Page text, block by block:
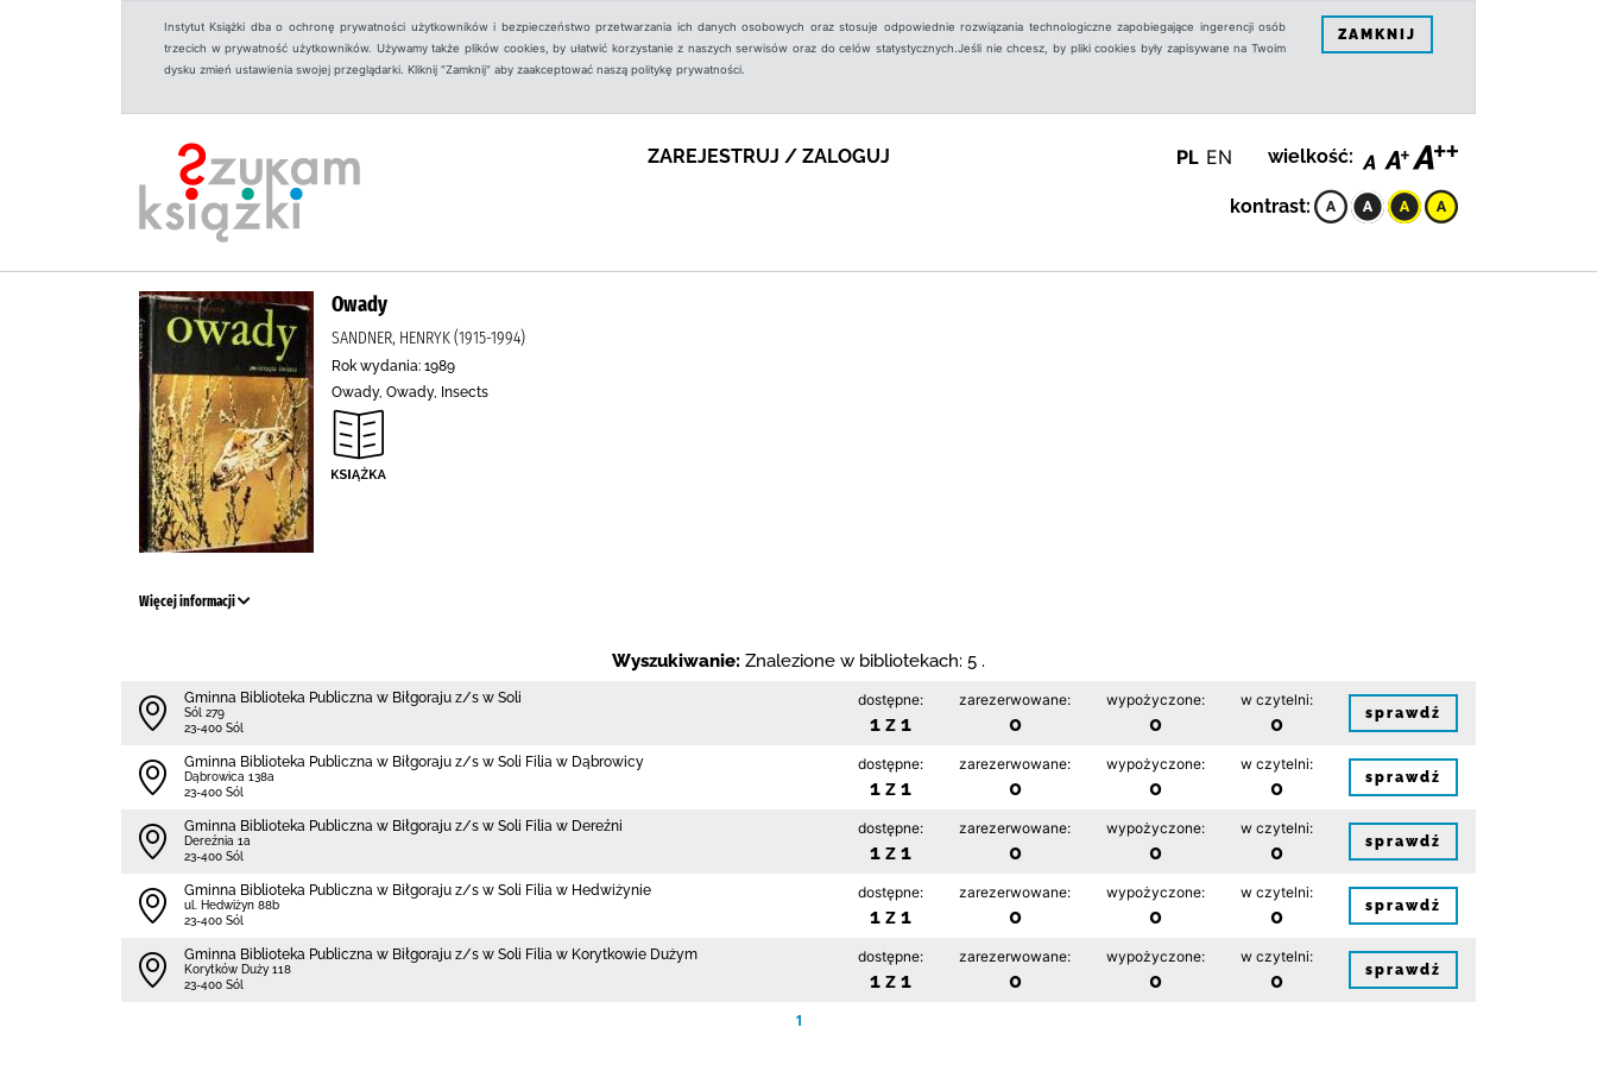
Instytut Książki dba o ochronę prywatności użytkowników i bezpieczeństwo przetwarzania ich danych osobowych oraz stosuje odpowiednie rozwiązania technologiczne zapobiegające ingerencji osób
trzecich w prywatność użytkowników. Używamy także plików cookies, by ułatwić korzystanie z naszych serwisów oraz do celów statystycznych.Jeśli nie chcesz, by pliki cookies były zapisywane na Twoim
dysku zmień ustawienia swojej przeglądarki. Kliknij "Zamknij" aby zaakceptować naszą politykę prywatności.
ZAMKNIJ
ZAREJESTRUJ / ZALOGUJ PL EN wielkość:
kontrast:
Owady
SANDNER, HENRYK (1915-1994)
Rok wydania: 1989
Owady, Owady, Insects
Więcej informacji
Wyszukiwanie: Znalezione w bibliotekach: 5 .
Gminna Biblioteka Publiczna w Biłgoraju z/s w Soli
Sól 279
23-400 Sól
dostępne:
1 z 1
zarezerwowane:
0
wypożyczone:
0
w czytelni:
0 sprawdź
Gminna Biblioteka Publiczna w Biłgoraju z/s w Soli Filia w Dąbrowicy
Dąbrowica 138a
23-400 Sól
dostępne:
1 z 1
zarezerwowane:
0
wypożyczone:
0
w czytelni:
0 sprawdź
Gminna Biblioteka Publiczna w Biłgoraju z/s w Soli Filia w Dereźni
Dereźnia 1a
23-400 Sól
dostępne:
1 z 1
zarezerwowane:
0
wypożyczone:
0
w czytelni:
0 sprawdź
Gminna Biblioteka Publiczna w Biłgoraju z/s w Soli Filia w Hedwiżynie
ul. Hedwiżyn 88b
23-400 Sól
dostępne:
1 z 1
zarezerwowane:
0
wypożyczone:
0
w czytelni:
0 sprawdź
Gminna Biblioteka Publiczna w Biłgoraju z/s w Soli Filia w Korytkowie Dużym
Korytków Duży 118
23-400 Sól
dostępne:
1 z 1
zarezerwowane:
0
wypożyczone:
0
w czytelni:
0 sprawdź
1